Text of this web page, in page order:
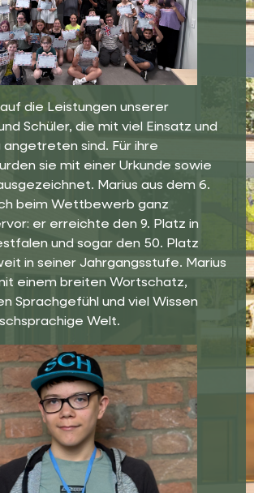
die Leistungen unserer
Schüler, die mit viel Einsatz und
angetreten sind. Für ihre
sie mit einer Urkunde sowie
Marius aus dem 6.
beim Wettbewerb ganz
er erreichte den 9. Platz in
und sogar den 50. Platz
in seiner Jahrgangsstufe. Marius
einem breiten Wortschatz,
Sprachgefühl und viel Wissen
Welt.